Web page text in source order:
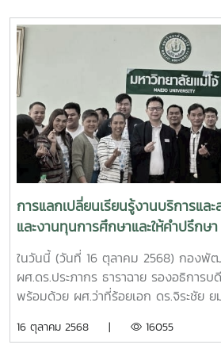
ลูกแม่โจ้ ตามปรัชญา “งานหนักไม่เคย
ประจำใจของ ลูกแม่โจ้จวบจนปัจจุบัน แล
ทุนการศึกษา จำนวน 4 ทุนการศึกษา ดัง
“มูลนิธิศาสตราจารย์ ดร.วิภาต บุญศรี วัง
ศึกษาต่อเนื่อง จำนวน 3 ทุน ทุนละ
30,000 บาท ผู้มอบ: นายกสภามหาวิท
คณะผู้บริหารมหาวิทยาลัย โดยมีรายชื่อ
รัตน์ สืบสิทธิ์ ชั้นปีที่ 3 สาขาวิชาเกษตร
การเกษตร 2. นางสาวขวัญชนก ทับโน
รัฐศาสตร์ วิทยาลัยบริหารศาสตร์ 3. นา
1 สาขาการจัดการ คณะบริหารธุรกิจ 2.
มอบให้แม่โจ้” จำนวนเงิน 40,000 บา
ศิษย์เก่าแม่โจ้ โดยจัดสรรออกเป็น - กอ
จำนวนเงิน 20,000 บาท โดยมีรายชื่อนัก
นันท์ ไชยคำ ชั้นปีที่ 3 สาขาวิชาวิศวกรร
นายคุณากร เรืองชาญ ชั้นปีที่ 3 สาขาวิช
การแลกเปลี่ยนเรียนรู้งานบริการแล
และงานทุนการศึกษาและให้คำปรึกษ
แม่โจ้กับมหาวิทยาลัยราชภัฏภูเก็ต
ในวันนี้ (วันที่ 16 ตุลาคม 2568) กองพั
ผศ.ดร.ประภากร ธาราฉาย รองอธิการบ
พร้อมด้วย ผศ.ว่าที่ร้อยเอก ดร.จิระชั
พัฒนานักศึกษา และบุคลากร ได้ให้การต้
16 ตุลาคม 2568 | 16055